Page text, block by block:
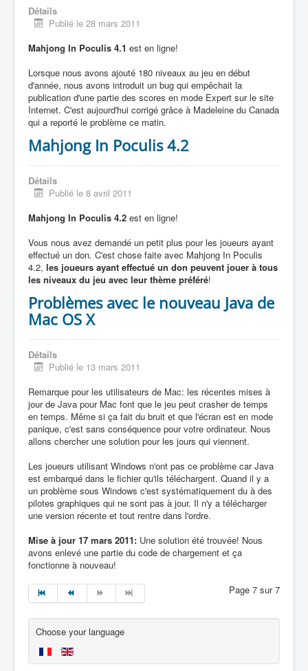
Détails
Publié le 28 mars 2011
Mahjong In Poculis 4.1 est en ligne!
Lorsque nous avons ajouté 180 niveaux au jeu en début
d'année, nous avons introduit un bug qui empêchait la
publication d'une partie des scores en mode Expert sur le site
Internet. C'est aujourd'hui corrigé grâce à Madeleine du Canada
qui a reporté le problème ce matin.
Mahjong In Poculis 4.2
Détails
Publié le 8 avril 2011
Mahjong In Poculis 4.2 est en ligne!
Vous nous avez demandé un petit plus pour les joueurs ayant
effectué un don. C'est chose faite avec Mahjong In Poculis
4.2, les joueurs ayant effectué un don peuvent jouer à tous
les niveaux du jeu avec leur thème préféré!
Problèmes avec le nouveau Java de
Mac OS X
Détails
Publié le 13 mars 2011
Remarque pour les utilisateurs de Mac: les récentes mises à
jour de Java pour Mac font que le jeu peut crasher de temps
en temps. Même si ça fait du bruit et que l'écran est en mode
panique, c'est sans conséquence pour votre ordinateur. Nous
allons chercher une solution pour les jours qui viennent.
Les joueurs utilisant Windows n'ont pas ce problème car Java
est embarqué dans le fichier qu'ils téléchargent. Quand il y a
un problème sous Windows c'est systématiquement du à des
pilotes graphiques qui ne sont pas à jour. Il n'y a télécharger
une version récente et tout rentre dans l'ordre.
Mise à jour 17 mars 2011: Une solution été trouvée! Nous
avons enlevé une partie du code de chargement et ça
fonctionne à nouveau!
Page 7 sur 7
Choose your language